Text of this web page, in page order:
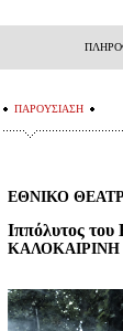
ΠΑΡΟΥΣΙΑΣΗ
ΕΘΝΙΚΟ
Ιππόλυτος του
ΚΑΛΟΚΑΙΡΙΝΗ